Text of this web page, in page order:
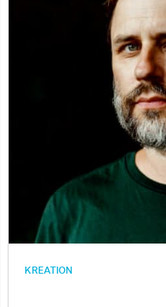
KREATION